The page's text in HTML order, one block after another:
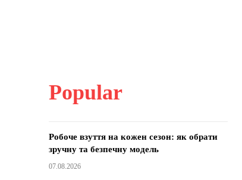
Popular
Робоче взуття на кожен сезон: як обрати
зручну та безпечну модель
07.08.2026